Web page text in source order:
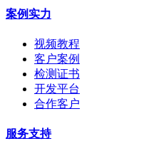
案例实力
视频教程
客户案例
检测证书
开发平台
合作客户
服务支持